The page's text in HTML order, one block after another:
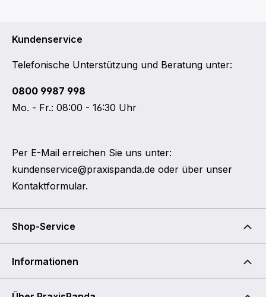
Kundenservice
Telefonische Unterstützung und Beratung unter:
0800 9987 998
Mo. - Fr.: 08:00 - 16:30 Uhr
Per E-Mail erreichen Sie uns unter:
kundenservice@praxispanda.de oder über unser
Kontaktformular.
Shop-Service
Informationen